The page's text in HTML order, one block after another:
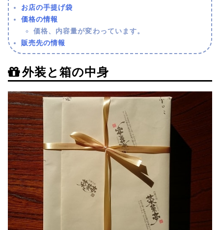
お店の手提げ袋
価格の情報
価格、内容量が変わっています。
販売先の情報
外装と箱の中身